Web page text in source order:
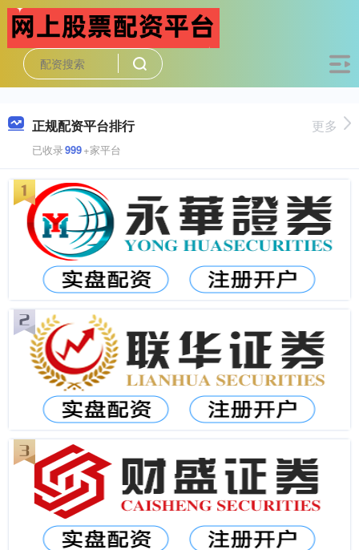
正规配资平台排行
已收录999+家平台
更多